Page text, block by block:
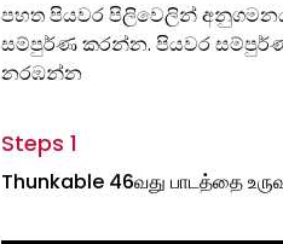
පහත පියවර පිලිවෙලින් අනුගමනය
සම්පුර්ණ කරන්න. පියවර
නරඹන්න
Steps 1
Thunkable 46வது பாடத்தை